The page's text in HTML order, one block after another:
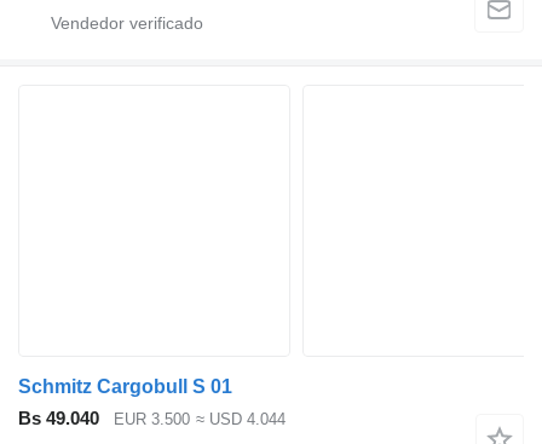
Schmitz Cargobull S 01
Bs 49.040
EUR 3.500 ≈ USD 4.044